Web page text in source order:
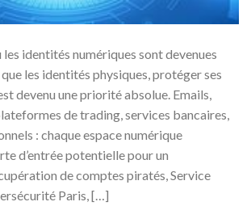
les identités numériques sont devenues
les identités physiques, protéger ses
devenu une priorité absolue. Emails,
de trading, services bancaires,
: chaque espace numérique
d’entrée potentielle pour un
de comptes piratés, Service
Paris, […]